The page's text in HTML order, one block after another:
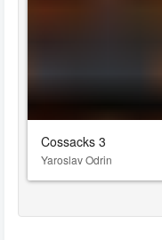
Cossacks 3
Yaroslav Odrin